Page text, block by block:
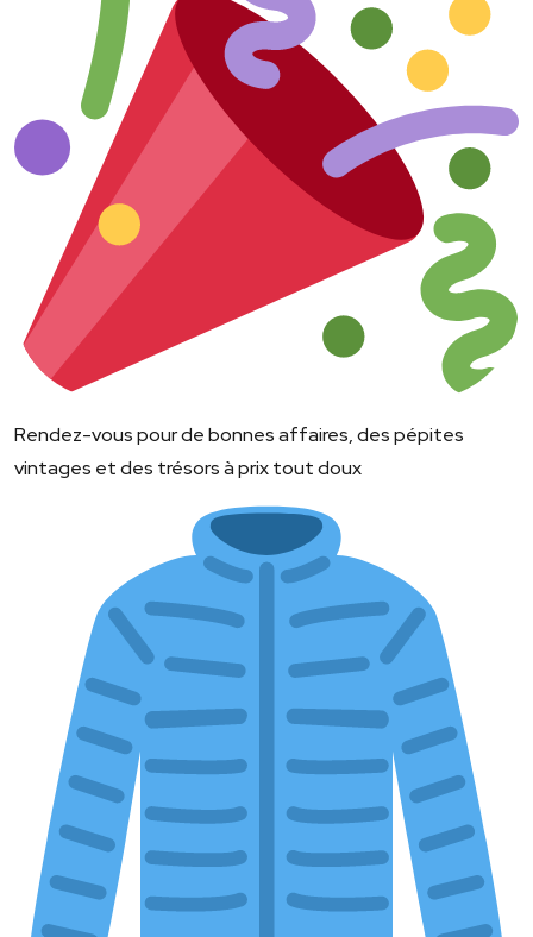
Rendez-vous pour de bonnes affaires, des pépites
vintages et des trésors à prix tout doux